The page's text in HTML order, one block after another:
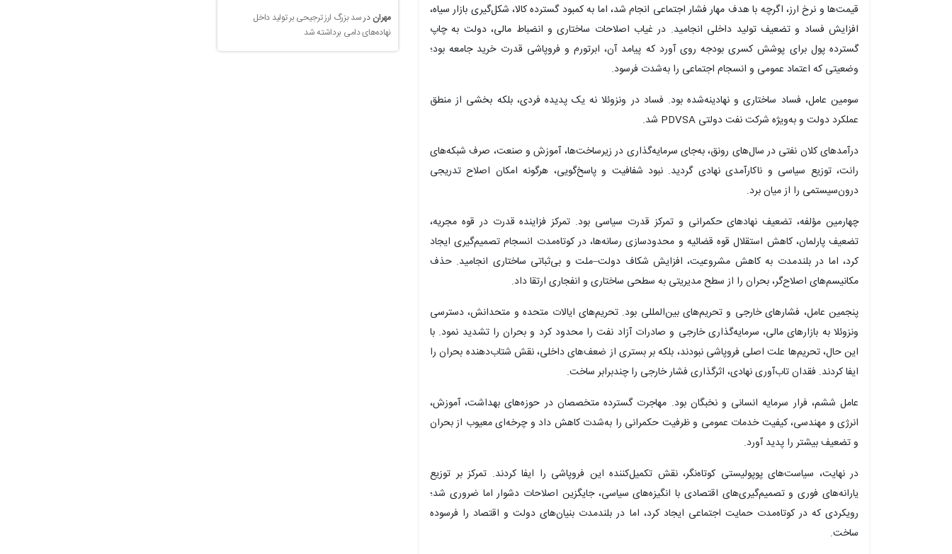
قیمت‌ها و نرخ ارز، اگرچه با هدف مهار فشار اجتماعی انجام شد، اما به کمبود گسترده کالا، شکل‌گیری بازار سیاه،
افزایش فساد و تضعیف تولید داخلی انجامید. در غیاب اصلاحات ساختاری و انضباط مالی، دولت به چاپ
گسترده پول برای پوشش کسری بودجه روی آورد که پیامد آن، ابرتورم و فروپاشی قدرت خرید جامعه بود؛
وضعیتی که اعتماد عمومی و انسجام اجتماعی را به‌شدت فرسود.
سومین عامل، فساد ساختاری و نهادینه‌شده بود. فساد در ونزوئلا نه یک پدیده فردی، بلکه بخشی از منطق
عملکرد دولت و به‌ویژه شرکت نفت دولتی PDVSA شد.
درآمدهای کلان نفتی در سال‌های رونق، به‌جای سرمایه‌گذاری در زیرساخت‌ها، آموزش و صنعت، صرف شبکه‌های
رانت، توزیع سیاسی و ناکارآمدی نهادی گردید. نبود شفافیت و پاسخ‌گویی، هرگونه امکان اصلاح تدریجی
درون‌سیستمی را از میان برد.
چهارمین مؤلفه، تضعیف نهادهای حکمرانی و تمرکز قدرت سیاسی بود. تمرکز فزاینده قدرت در قوه مجریه،
تضعیف پارلمان، کاهش استقلال قوه قضائیه و محدودسازی رسانه‌ها، در کوتاه‌مدت انسجام تصمیم‌گیری ایجاد
کرد، اما در بلندمدت به کاهش مشروعیت، افزایش شکاف دولت–ملت و بی‌ثباتی ساختاری انجامید. حذف
مکانیسم‌های اصلاح‌گر، بحران را از سطح مدیریتی به سطحی ساختاری و انفجاری ارتقا داد.
پنجمین عامل، فشارهای خارجی و تحریم‌های بین‌المللی بود. تحریم‌های ایالات متحده و متحدانش، دسترسی
ونزوئلا به بازارهای مالی، سرمایه‌گذاری خارجی و صادرات آزاد نفت را محدود کرد و بحران را تشدید نمود. با
این حال، تحریم‌ها علت اصلی فروپاشی نبودند، بلکه بر بستری از ضعف‌های داخلی، نقش شتاب‌دهنده بحران را
ایفا کردند. فقدان تاب‌آوری نهادی، اثرگذاری فشار خارجی را چندبرابر ساخت.
عامل ششم، فرار سرمایه انسانی و نخبگان بود. مهاجرت گسترده متخصصان در حوزه‌های بهداشت، آموزش،
انرژی و مهندسی، کیفیت خدمات عمومی و ظرفیت حکمرانی را به‌شدت کاهش داد و چرخه‌ای معیوب از بحران
و تضعیف بیشتر را پدید آورد.
در نهایت، سیاست‌های پوپولیستی کوتاه‌نگر، نقش تکمیل‌کننده این فروپاشی را ایفا کردند. تمرکز بر توزیع
یارانه‌های فوری و تصمیم‌گیری‌های اقتصادی با انگیزه‌های سیاسی، جایگزین اصلاحات دشوار اما ضروری شد؛
رویکردی که در کوتاه‌مدت حمایت اجتماعی ایجاد کرد، اما در بلندمدت بنیان‌های دولت و اقتصاد را فرسوده
ساخت.
مهراندرسد بزرگ ارز ترجیحی بر تولید داخل
نهاده‌های دامی برداشته شد